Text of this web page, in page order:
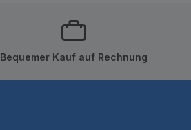
Bequemer Kauf auf Rechnung